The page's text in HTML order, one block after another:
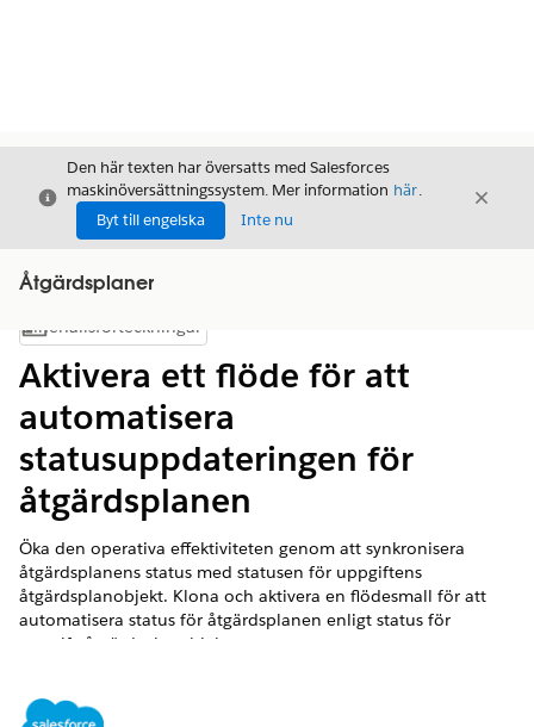
Stäng
Den här texten har översatts med Salesforces
maskinöversättningssystem. Mer information här.
Byt till engelska
Inte nu
Stäng
Åtgärdsplaner
Visa innehållsförteckning
Innehållsförteckningar
Aktivera ett flöde för att
automatisera
statusuppdateringen för
åtgärdsplanen
Öka den operativa effektiviteten genom att synkronisera
åtgärdsplanens status med statusen för uppgiftens
åtgärdsplanobjekt. Klona och aktivera en flödesmall för att
automatisera status för åtgärdsplanen enligt status för
uppgiftsåtgärdsplanobjekten.